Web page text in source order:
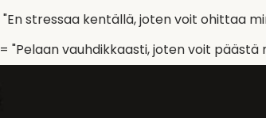
stressaa kentällä, joten voit ohittaa
"Pelaan vauhdikkaasti, joten voit